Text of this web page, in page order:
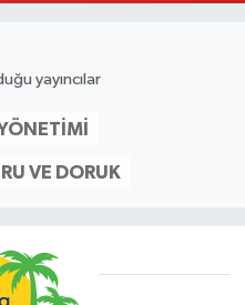
yayıncılar
VE DORUK